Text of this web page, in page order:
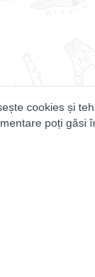
cookies și
poți găsi